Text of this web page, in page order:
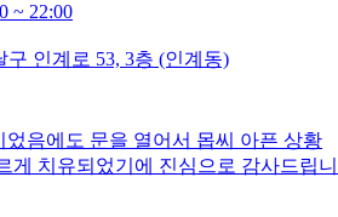
~ 22:00
인계로 53, 3층 (인계동)
었음에도 문을 열어서 몹씨 아픈 상황
게 치유되었기에 진심으로 감사드립니